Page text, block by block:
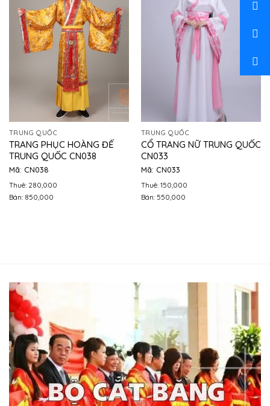
TRUNG QUỐC
TRANG PHỤC HOÀNG ĐẾ
TRUNG QUỐC CN038
Mã: CN038
Thuê: 280,000
Bán: 850,000
TRUNG QUỐC
CỔ TRANG NỮ TRUNG QUỐC
CN033
Mã: CN033
Thuê: 150,000
Bán: 550,000